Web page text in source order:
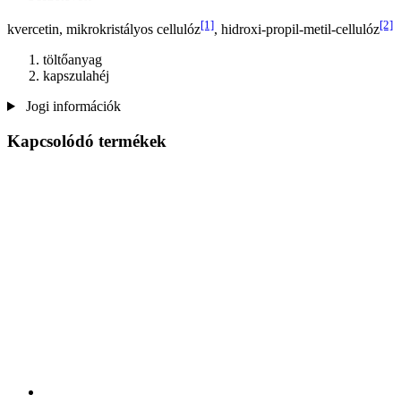
kvercetin, mikrokristályos cellulóz[1], hidroxi-propil-metil-cellulóz[2]
töltőanyag
kapszulahéj
Jogi információk
Kapcsolódó termékek